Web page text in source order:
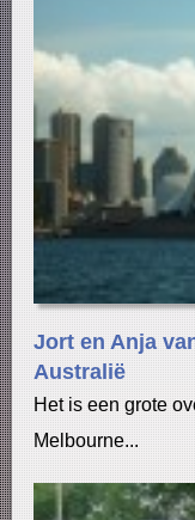
Jort en Anja
Australië
Het is een grote
Melbourne...